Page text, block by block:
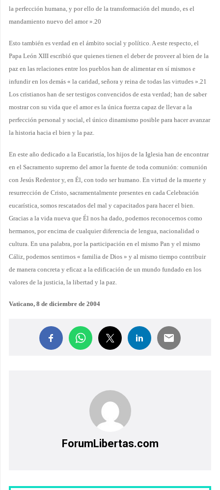
la perfección humana, y por ello de la transformación del mundo, es el
mandamiento nuevo del amor ».20
Esto también es verdad en el ámbito social y político. A este respecto, el
Papa León XIII escribió que quienes tienen el deber de proveer al bien de la
paz en las relaciones entre los pueblos han de alimentar en sí mismos e
infundir en los demás « la caridad, señora y reina de todas las virtudes ».21
Los cristianos han de ser testigos convencidos de esta verdad; han de saber
mostrar con su vida que el amor es la única fuerza capaz de llevar a la
perfección personal y social, el único dinamismo posible para hacer avanzar
la historia hacia el bien y la paz.
En este año dedicado a la Eucaristía, los hijos de la Iglesia han de encontrar
en el Sacramento supremo del amor la fuente de toda comunión: comunión
con Jesús Redentor y, en Él, con todo ser humano. En virtud de la muerte y
resurrección de Cristo, sacramentalmente presentes en cada Celebración
eucarística, somos rescatados del mal y capacitados para hacer el bien.
Gracias a la vida nueva que Él nos ha dado, podemos reconocernos como
hermanos, por encima de cualquier diferencia de lengua, nacionalidad o
cultura. En una palabra, por la participación en el mismo Pan y el mismo
Cáliz, podemos sentirnos « familia de Dios » y al mismo tiempo contribuir
de manera concreta y eficaz a la edificación de un mundo fundado en los
valores de la justicia, la libertad y la paz.
Vaticano, 8 de diciembre de 2004
ForumLibertas.com